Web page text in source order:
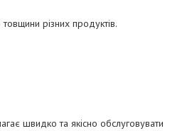
різних продуктів.
швидко та якісно обслуговувати